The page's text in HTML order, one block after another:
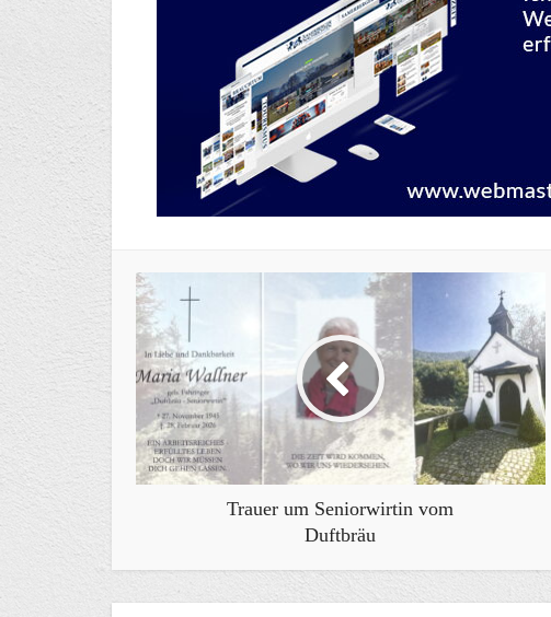
Trauer um Seniorwirtin vom
Duftbräu